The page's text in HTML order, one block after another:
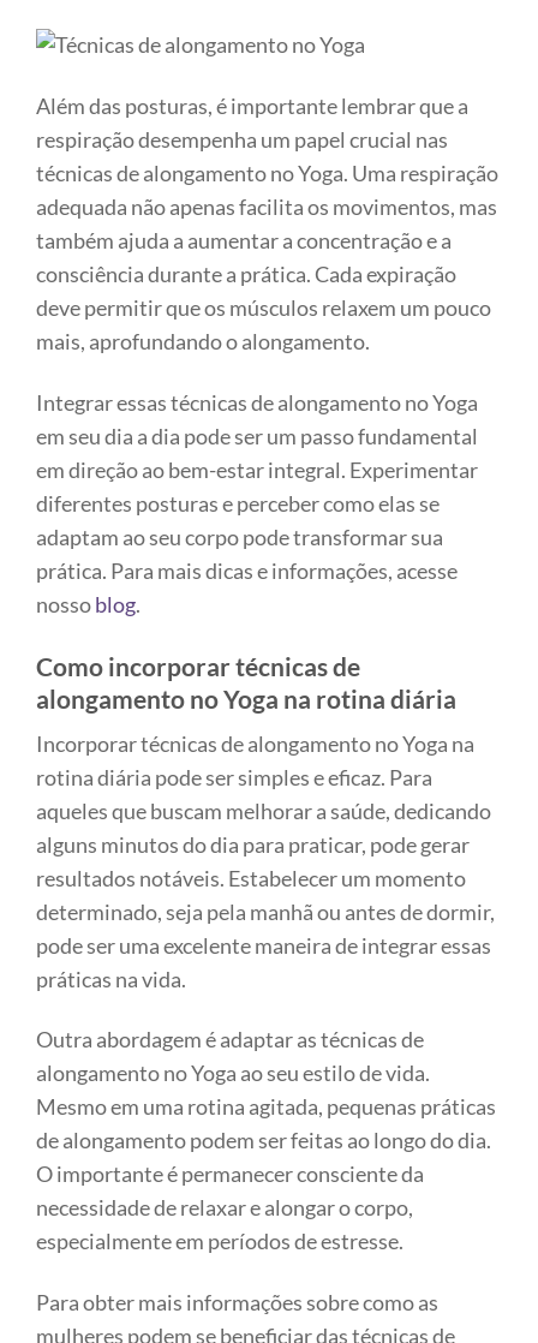
Além das posturas, é importante lembrar que a
respiração desempenha um papel crucial nas
técnicas de alongamento no Yoga. Uma respiração
adequada não apenas facilita os movimentos, mas
também ajuda a aumentar a concentração e a
consciência durante a prática. Cada expiração
deve permitir que os músculos relaxem um pouco
mais, aprofundando o alongamento.
Integrar essas técnicas de alongamento no Yoga
em seu dia a dia pode ser um passo fundamental
em direção ao bem-estar integral. Experimentar
diferentes posturas e perceber como elas se
adaptam ao seu corpo pode transformar sua
prática. Para mais dicas e informações, acesse
nossoblog.
Como incorporar técnicas de
alongamento no Yoga na rotina diária
Incorporar técnicas de alongamento no Yoga na
rotina diária pode ser simples e eficaz. Para
aqueles que buscam melhorar a saúde, dedicando
alguns minutos do dia para praticar, pode gerar
resultados notáveis. Estabelecer um momento
determinado, seja pela manhã ou antes de dormir,
pode ser uma excelente maneira de integrar essas
práticas na vida.
Outra abordagem é adaptar as técnicas de
alongamento no Yoga ao seu estilo de vida.
Mesmo em uma rotina agitada, pequenas práticas
de alongamento podem ser feitas ao longo do dia.
O importante é permanecer consciente da
necessidade de relaxar e alongar o corpo,
especialmente em períodos de estresse.
Para obter mais informações sobre como as
mulheres podem se beneficiar das técnicas de